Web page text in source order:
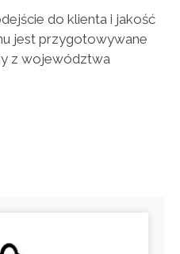
do klienta i jakość
jest przygotowywane
z województwa